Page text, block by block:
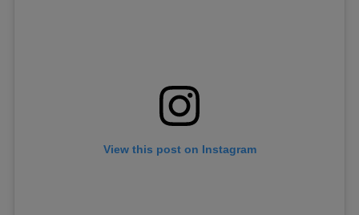
View this post on Instagram